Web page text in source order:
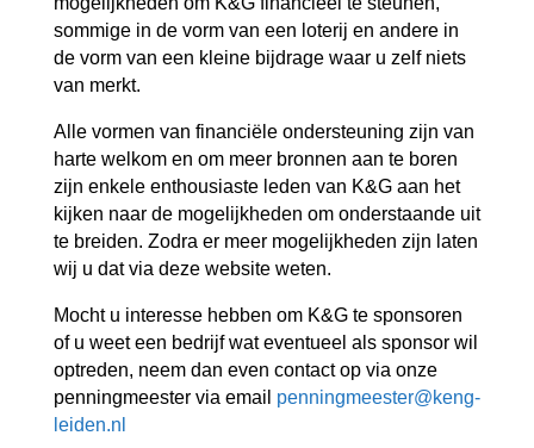
sommige in de vorm van een loterij en andere in
de vorm van een kleine bijdrage waar u zelf niets
van merkt.
Alle vormen van financiële ondersteuning zijn van
harte welkom en om meer bronnen aan te boren
zijn enkele enthousiaste leden van K&G aan het
kijken naar de mogelijkheden om onderstaande uit
te breiden. Zodra er meer mogelijkheden zijn laten
wij u dat via deze website weten.
Mocht u interesse hebben om K&G te sponsoren
of u weet een bedrijf wat eventueel als sponsor wil
optreden, neem dan even contact op via onze
penningmeester via email penningmeester@keng-
leiden.nl